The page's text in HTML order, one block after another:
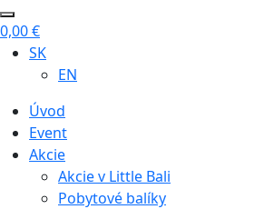
0,00€
SK
EN
Úvod
Event
Akcie
Akcie v Little Bali
Pobytové balíky